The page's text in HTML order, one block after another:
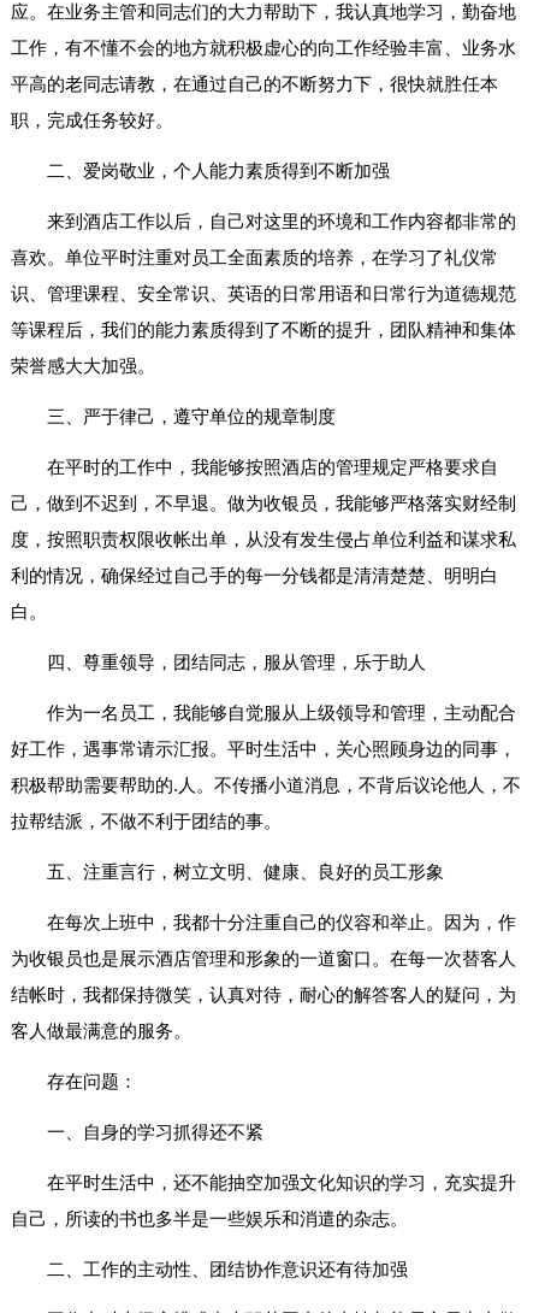
应。在业务主管和同志们的大力帮助下，我认真地学习，勤奋地
工作，有不懂不会的地方就积极虚心的向工作经验丰富、业务水
平高的老同志请教，在通过自己的不断努力下，很快就胜任本
职，完成任务较好。
二、爱岗敬业，个人能力素质得到不断加强
来到酒店工作以后，自己对这里的环境和工作内容都非常的
喜欢。单位平时注重对员工全面素质的培养，在学习了礼仪常
识、管理课程、安全常识、英语的日常用语和日常行为道德规范
等课程后，我们的能力素质得到了不断的提升，团队精神和集体
荣誉感大大加强。
三、严于律己，遵守单位的规章制度
在平时的工作中，我能够按照酒店的管理规定严格要求自
己，做到不迟到，不早退。做为收银员，我能够严格落实财经制
度，按照职责权限收帐出单，从没有发生侵占单位利益和谋求私
利的情况，确保经过自己手的每一分钱都是清清楚楚、明明白
白。
四、尊重领导，团结同志，服从管理，乐于助人
作为一名员工，我能够自觉服从上级领导和管理，主动配合
好工作，遇事常请示汇报。平时生活中，关心照顾身边的同事，
积极帮助需要帮助的.人。不传播小道消息，不背后议论他人，不
拉帮结派，不做不利于团结的事。
五、注重言行，树立文明、健康、良好的员工形象
在每次上班中，我都十分注重自己的仪容和举止。因为，作
为收银员也是展示酒店管理和形象的一道窗口。在每一次替客人
结帐时，我都保持微笑，认真对待，耐心的解答客人的疑问，为
客人做最满意的服务。
存在问题：
一、自身的学习抓得还不紧
在平时生活中，还不能抽空加强文化知识的学习，充实提升
自己，所读的书也多半是一些娱乐和消遣的杂志。
二、工作的主动性、团结协作意识还有待加强